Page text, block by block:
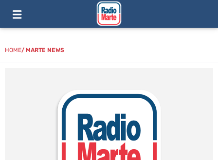
HOME/ MARTE NEWS